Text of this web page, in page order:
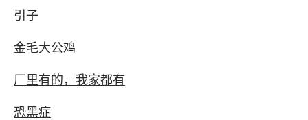
引子
金毛大公鸡
厂里有的，我家都有
恐黑症